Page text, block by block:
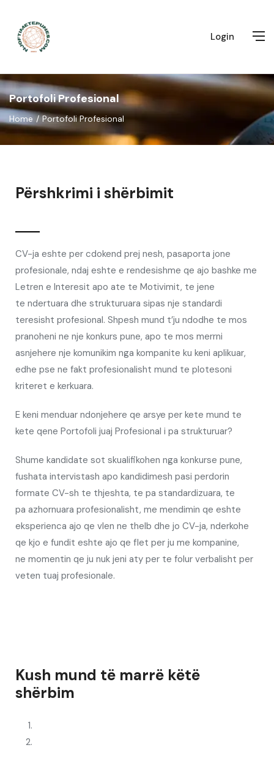
Login
Portofoli Profesional
Home Portofoli Profesional
Përshkrimi i shërbimit
CV-ja eshte per cdokend prej nesh, pasaporta jone
profesionale, ndaj eshte e rendesishme qe ajo bashke me
Letren e Interesit apo ate te Motivimit, te jene
te ndertuara dhe strukturuara sipas nje standardi
teresisht profesional. Shpesh mund t’ju ndodhe te mos
pranoheni ne nje konkurs pune, apo te mos merrni
asnjehere nje komunikim nga kompanite ku keni aplikuar,
edhe pse ne fakt profesionalisht mund te plotesoni
kriteret e kerkuara.
E keni menduar ndonjehere qe arsye per kete mund te
kete qene Portofoli juaj Profesional i pa strukturuar?
Shume kandidate sot skualifikohen nga konkurse pune,
fushata intervistash apo kandidimesh pasi perdorin
formate CV-sh te thjeshta, te pa standardizuara, te
pa azhornuara profesionalisht, me mendimin qe eshte
eksperienca ajo qe vlen ne thelb dhe jo CV-ja, nderkohe
qe kjo e fundit eshte ajo qe flet per ju me kompanine,
ne momentin qe ju nuk jeni aty per te folur verbalisht per
veten tuaj profesionale.
Kush mund të marrë këtë
shërbim